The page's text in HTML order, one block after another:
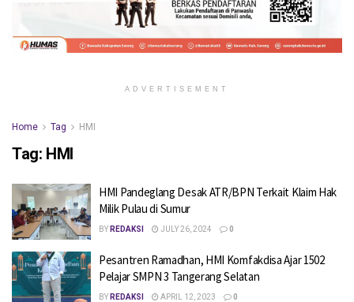
ADVERTISEMENT
Home Tag HMI
Tag: HMI
HMI Pandeglang Desak ATR/BPN Terkait Klaim Hak
Milik Pulau di Sumur
BY REDAKSI JULY 26, 2024 0
Pesantren Ramadhan, HMI Komfakdisa Ajar 1502
Pelajar SMPN 3 Tangerang Selatan
BY REDAKSI APRIL 12, 2023 0